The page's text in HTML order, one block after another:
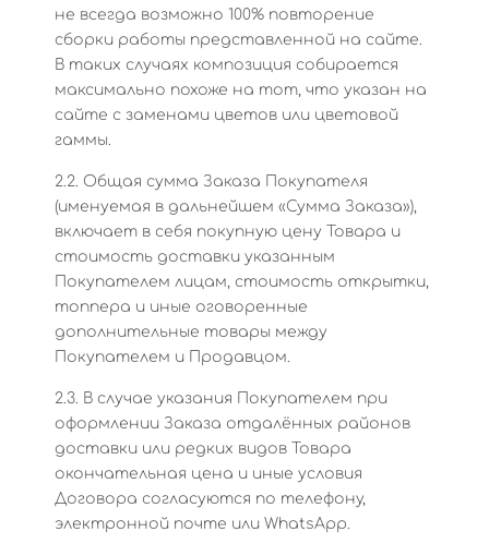
не всегда возможно 100% повторение
сборки работы представленной на сайте.
В таких случаях композиция собирается
максимально похоже на тот, что указан на
сайте с заменами цветов или цветовой
гаммы.
2.2. Общая сумма Заказа Покупателя
(именуемая в дальнейшем «Сумма Заказа»),
включает в себя покупную цену Товара и
стоимость доставки указанным
Покупателем лицам, стоимость открытки,
топпера и иные оговоренные
дополнительные товары между
Покупателем и Продавцом.
2.3. В случае указания Покупателем при
оформлении Заказа отдалённых районов
доставки или редких видов Товара
окончательная цена и иные условия
Договора согласуются по телефону,
электронной почте или WhatsApp.